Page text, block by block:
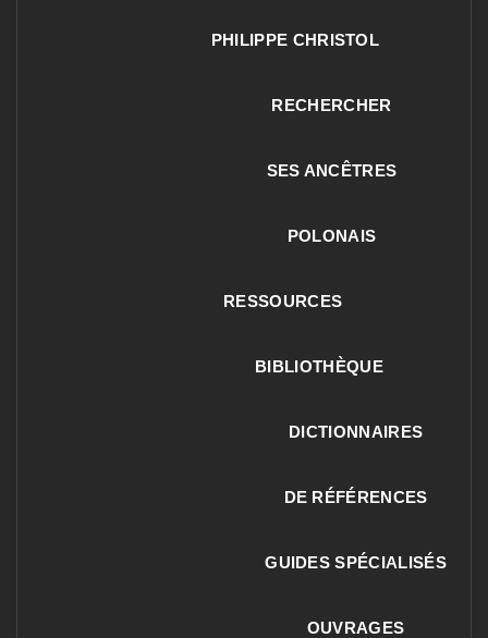
PHILIPPE CHRISTOL
RECHERCHER
SES ANCÊTRES
POLONAIS
RESSOURCES
BIBLIOTHÈQUE
DICTIONNAIRES
DE RÉFÉRENCES
GUIDES SPÉCIALISÉS
OUVRAGES